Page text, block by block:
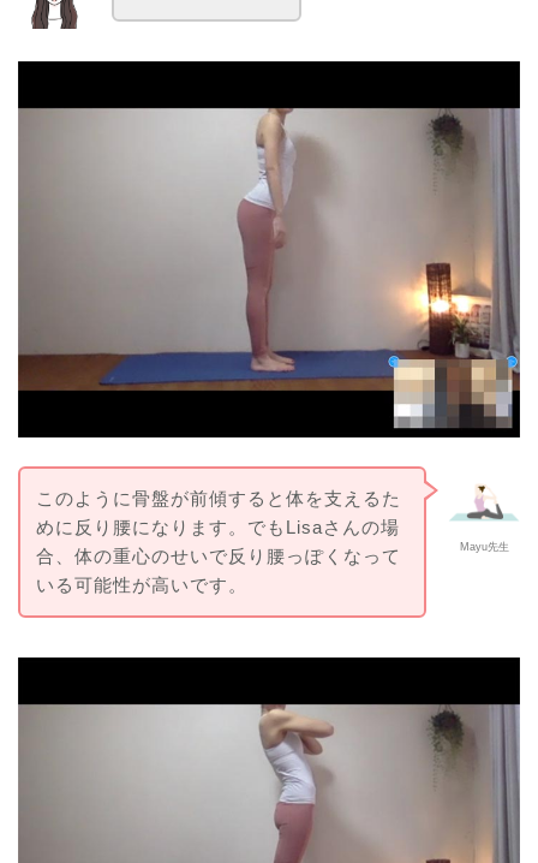
Mayu先生
このように骨盤が前傾すると体を支えるた
めに反り腰になります。でもLisaさんの場
合、体の重心のせいで反り腰っぽくなって
いる可能性が高いです。